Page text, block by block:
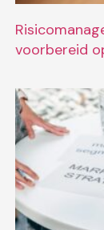
voorbereid